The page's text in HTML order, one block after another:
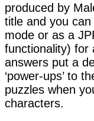
produced by
title and you
mode or as a
functionality) for
answers put a
‘power-ups’ to
puzzles when
characters.